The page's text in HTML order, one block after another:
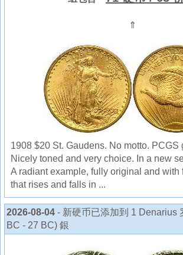
⇑
1908 $20 St. Gaudens. No motto. PCGS
Nicely toned and very choice. In a new
A radiant example, fully original and with
that rises and falls in ...
2026-08-04 - 新硬币已添加到 1 Denarius
BC - 27 BC) 銀